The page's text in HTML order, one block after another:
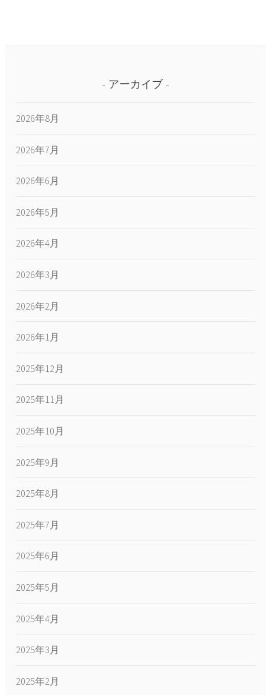
アーカイブ
2026年8月
2026年7月
2026年6月
2026年5月
2026年4月
2026年3月
2026年2月
2026年1月
2025年12月
2025年11月
2025年10月
2025年9月
2025年8月
2025年7月
2025年6月
2025年5月
2025年4月
2025年3月
2025年2月